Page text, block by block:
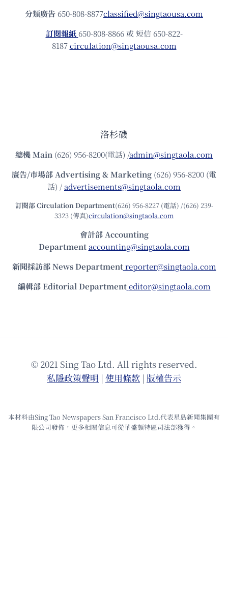
分類廣告 650-808-8877classified@singtaousa.com
訂閱報紙 650-808-8866 或 短信 650-822-
8187circulation@singtaousa.com
洛杉磯
總機Main (626) 956-8200(電話) /admin@singtaola.com
廣告/市場部Advertising & Marketing (626) 956-8200 (電
話) /advertisements@singtaola.com
訂閱部 Circulation Department(626) 956-8227 (電話) /(626) 239-
3323 (傳真)circulation@singtaola.com
會計部 Accounting
Department accounting@singtaola.com
新聞採訪部 News Department reporter@singtaola.com
編輯部 Editorial Department editor@singtaola.com
© 2021 Sing Tao Ltd. All rights reserved.
私隱政策聲明 | 使⽤條款 | 版權告⽰
本材料由Sing Tao Newspapers San Francisco Ltd.代表星島新聞集團有
限公司發佈，更多相關信息可從華盛頓特區司法部獲得。